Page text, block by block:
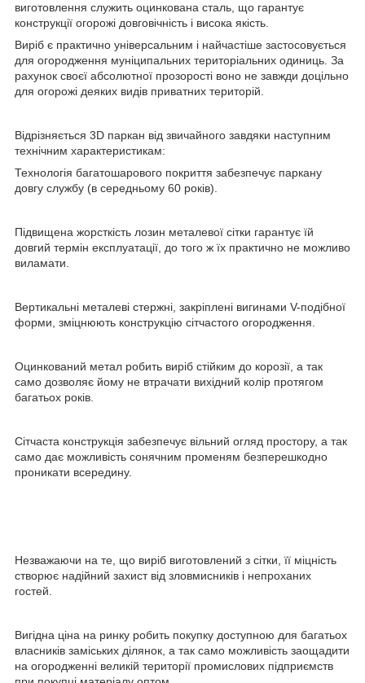
виготовлення служить оцинкована сталь, що гарантує
конструкції огорожі довговічність і висока якість.
Виріб є практично універсальним і найчастіше застосовується
для огородження муніципальних територіальних одиниць. За
рахунок своєї абсолютної прозорості воно не завжди доцільно
для огорожі деяких видів приватних територій.
Відрізняється 3D паркан від звичайного завдяки наступним
технічним характеристикам:
Технологія багатошарового покриття забезпечує паркану
довгу службу (в середньому 60 років).
Підвищена жорсткість лозин металевої сітки гарантує їй
довгий термін експлуатації, до того ж їх практично не можливо
виламати.
Вертикальні металеві стержні, закріплені вигинами V-подібної
форми, зміцнюють конструкцію сітчастого огородження.
Оцинкований метал робить виріб стійким до корозії, а так
само дозволяє йому не втрачати вихідний колір протягом
багатьох років.
Сітчаста конструкція забезпечує вільний огляд простору, а так
само дає можливість сонячним променям безперешкодно
проникати всередину.
Незважаючи на те, що виріб виготовлений з сітки, її міцність
створює надійний захист від зловмисників і непроханих
гостей.
Вигідна ціна на ринку робить покупку доступною для багатьох
власників заміських ділянок, а так само можливість заощадити
на огородженні великій території промислових підприємств